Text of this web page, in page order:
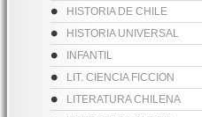
HISTORIA DE CHILE
HISTORIA UNIVERSAL
INFANTIL
LIT. CIENCIA FICCION
LITERATURA CHILENA